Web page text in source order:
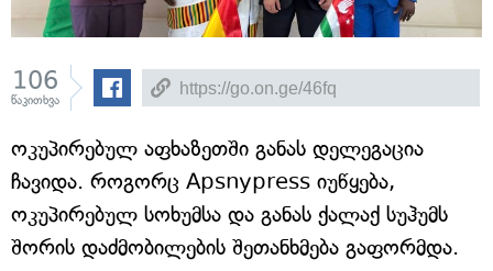
106
წაკითხვა
ოკუპირებულ აფხაზეთში განას დელეგაცია
ჩავიდა. როგორც Apsnypress იუწყება,
ოკუპირებულ სოხუმსა და განას ქალაქ სუჰუმს
შორის დაძმობილების შეთანხმება გაფორმდა.